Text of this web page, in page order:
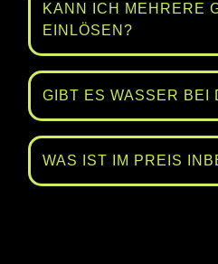
KANN ICH MEHRERE
EINLÖSEN?
GIBT ES WASSER BEI
WAS IST IM PREIS